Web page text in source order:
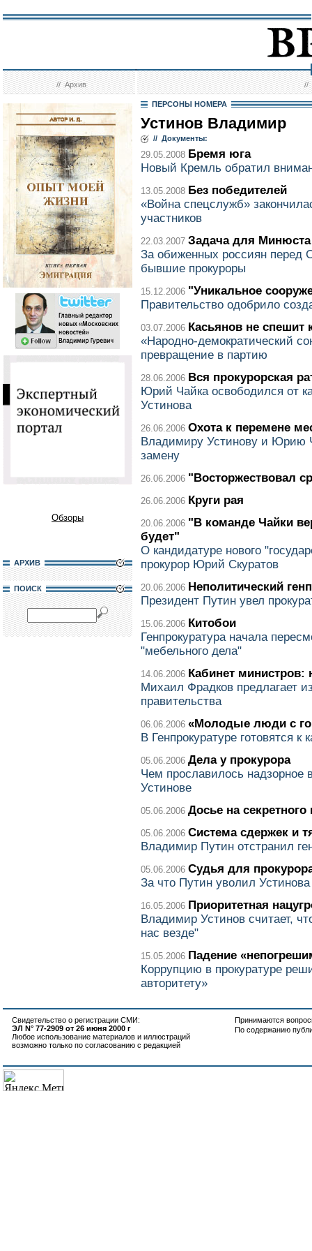
//Архив //
Обзоры
АРХИВ
ПОИСК
ПЕРСОНЫ НОМЕРА
Устинов Владимир
// Документы:
29.05.2008 Бремя юга
Новый Кремль обратил
13.05.2008 Без победителей
«Война спецслужб»
участников
22.03.2007 Задача для Минюста
За обиженных россиян перед
бывшие прокуроры
15.12.2006 "Уникальное
Правительство одобрило
03.07.2006 Касьянов не спешит
«Народно-демократический
превращение в партию
28.06.2006 Вся прокурорская
Юрий Чайка освободился от
Устинова
26.06.2006 Охота к перемене
Владимиру Устинову и Юрию
замену
26.06.2006 "Восторжествовал
26.06.2006 Круги рая
20.06.2006 "В команде Чайки
будет"
О кандидатуре нового
прокурор Юрий Скуратов
20.06.2006 Неполитический
Президент Путин увел
15.06.2006 Китобои
Генпрокуратура начала
"мебельного дела"
14.06.2006 Кабинет министров:
Михаил Фрадков предлагает
правительства
06.06.2006 «Молодые люди с
В Генпрокуратуре готовятся к
05.06.2006 Дела у прокурора
Чем прославилось надзорное
Устинове
05.06.2006 Досье на секретного
05.06.2006 Система сдержек и
Владимир Путин отстранил
05.06.2006 Судья для
За что Путин уволил Устинова
16.05.2006 Приоритетная
Владимир Устинов считает,
нас везде"
15.05.2006 Падение
Коррупцию в прокуратуре
авторитету»
Свидетельство о регистрации СМИ:
ЭЛ N° 77-2909 от 26 июня 2000 г
Любое использование материалов и иллюстраций
возможно только по согласованию с редакцией
Принимаются
По содержанию